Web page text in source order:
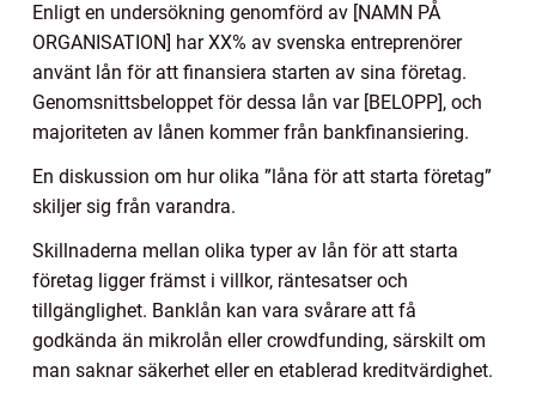
Enligt en undersökning genomförd av [NAMN PÅ
ORGANISATION] har XX% av svenska entreprenörer
använt lån för att finansiera starten av sina företag.
Genomsnittsbeloppet för dessa lån var [BELOPP], och
majoriteten av lånen kommer från bankfinansiering.
En diskussion om hur olika ”låna för att starta företag”
skiljer sig från varandra.
Skillnaderna mellan olika typer av lån för att starta
företag ligger främst i villkor, räntesatser och
tillgänglighet. Banklån kan vara svårare att få
godkända än mikrolån eller crowdfunding, särskilt om
man saknar säkerhet eller en etablerad kreditvärdighet.